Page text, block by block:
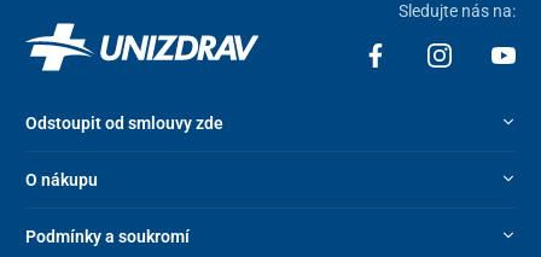
Sledujte nás na:
Odstoupit od smlouvy zde
O nákupu
Podmínky a soukromí